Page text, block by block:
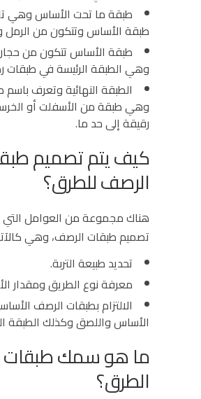
طبقة ما تحت الأساس وهي
طبقة الأساس وتتكون من
طبقة الأساس تتكون من
وهي الطبقة الرئيسة في
الطبقة النهائية وتعرف
وهي طبقة من الأسفلت أو
رقيقة إلى حد ما.
كيف يتم تصميم
الرصف للطرق؟
هناك مجموعة من العوامل التي
تصميم طبقات الرصف، وهي
تحديد طبيعة التربة.
معرفة نوع الطريق ومقدار
الالتزام بطبقات الرصف
الأساس واللصق وكذلك الطبقة
ما هو سمك
الطرق؟